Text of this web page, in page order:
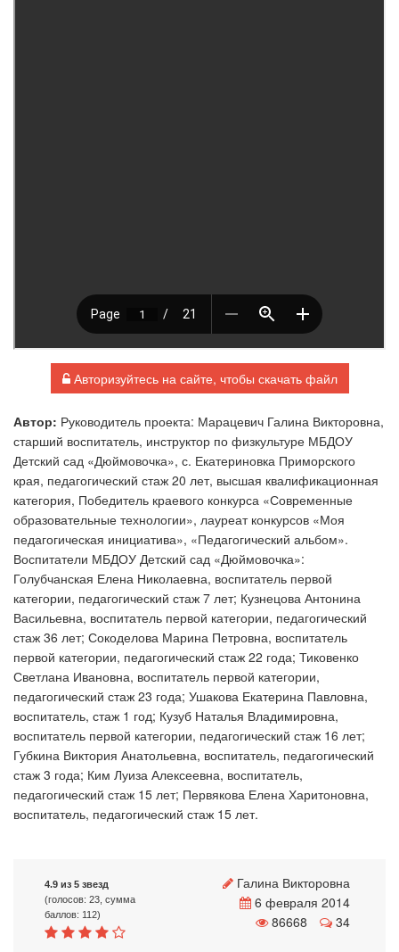
Авторизуйтесь на сайте, чтобы скачать файл
Автор: Руководитель проекта: Марацевич Галина Викторовна,
старший воспитатель, инструктор по физкультуре МБДОУ
Детский сад «Дюймовочка», с. Екатериновка Приморского
края, педагогический стаж 20 лет, высшая квалификационная
категория, Победитель краевого конкурса «Современные
образовательные технологии», лауреат конкурсов «Моя
педагогическая инициатива», «Педагогический альбом».
Воспитатели МБДОУ Детский сад «Дюймовочка»:
Голубчанская Елена Николаевна, воспитатель первой
категории, педагогический стаж 7 лет; Кузнецова Антонина
Васильевна, воспитатель первой категории, педагогический
стаж 36 лет; Сокоделова Марина Петровна, воспитатель
первой категории, педагогический стаж 22 года; Тиковенко
Светлана Ивановна, воспитатель первой категории,
педагогический стаж 23 года; Ушакова Екатерина Павловна,
воспитатель, стаж 1 год; Кузуб Наталья Владимировна,
воспитатель первой категории, педагогический стаж 16 лет;
Губкина Виктория Анатольевна, воспитатель, педагогический
стаж 3 года; Ким Луиза Алексеевна, воспитатель,
педагогический стаж 15 лет; Первякова Елена Харитоновна,
воспитатель, педагогический стаж 15 лет.
4.9 из 5 звезд
(голосов: 23, сумма
баллов: 112)
Галина Викторовна
6 февраля 2014
86668
34